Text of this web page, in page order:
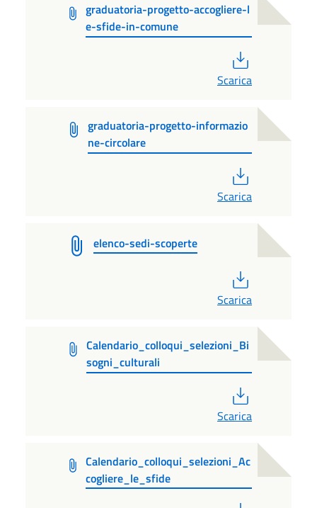
graduatoria-progetto-accogliere-l
e-sfide-in-comune
Scarica
graduatoria-progetto-informazio
ne-circolare
Scarica
elenco-sedi-scoperte
Scarica
Calendario_colloqui_selezioni_Bi
sogni_culturali
Scarica
Calendario_colloqui_selezioni_Ac
cogliere_le_sfide